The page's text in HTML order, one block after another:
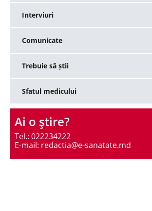
Interviuri
Comunicate
Trebuie să știi
Sfatul medicului
Ai o ştire?
Tel.: 022234222
E-mail: redactia@e-sanatate.md